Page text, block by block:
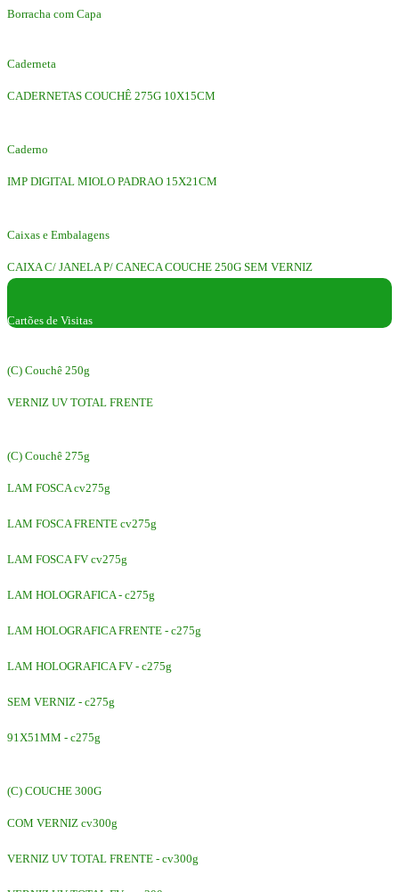
Borracha com Capa
Caderneta
CADERNETAS COUCHÊ 275G 10X15CM
Caderno
IMP DIGITAL MIOLO PADRAO 15X21CM
Caixas e Embalagens
CAIXA C/ JANELA P/ CANECA COUCHE 250G SEM VERNIZ
Cartões de Visitas
(C) Couchê 250g
VERNIZ UV TOTAL FRENTE
(C) Couchê 275g
LAM FOSCA cv275g
LAM FOSCA FRENTE cv275g
LAM FOSCA FV cv275g
LAM HOLOGRAFICA - c275g
LAM HOLOGRAFICA FRENTE - c275g
LAM HOLOGRAFICA FV - c275g
SEM VERNIZ - c275g
91X51MM - c275g
(C) COUCHE 300G
COM VERNIZ cv300g
VERNIZ UV TOTAL FRENTE - cv300g